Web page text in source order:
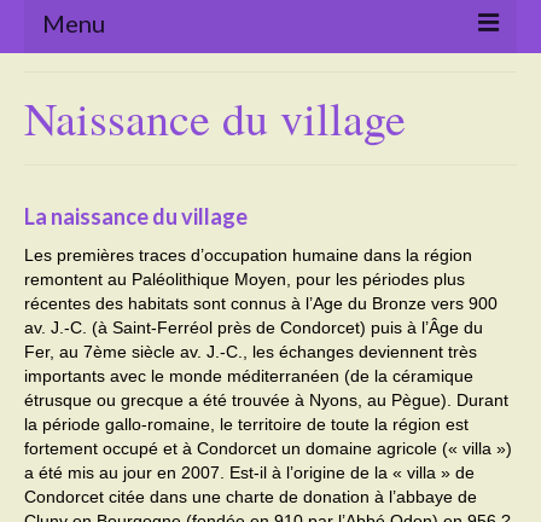
Menu
La Mairie
Actualités
Activités
Poésie
Contact
Heures d’ouverture
Naissance du village
La naissance du village
Les premières traces d’occupation humaine dans la région
remontent au Paléolithique Moyen, pour les périodes plus
récentes des habitats sont connus à l’Age du Bronze vers 900
av. J.-C. (à Saint-Ferréol près de Condorcet) puis à l’Âge du
Fer, au 7ème siècle av. J.-C., les échanges deviennent très
importants avec le monde méditerranéen (de la céramique
étrusque ou grecque a été trouvée à Nyons, au Pègue). Durant
la période gallo-romaine, le territoire de toute la région est
fortement occupé et à Condorcet un domaine agricole (« villa »)
a été mis au jour en 2007. Est-il à l’origine de la « villa » de
Condorcet citée dans une charte de donation à l’abbaye de